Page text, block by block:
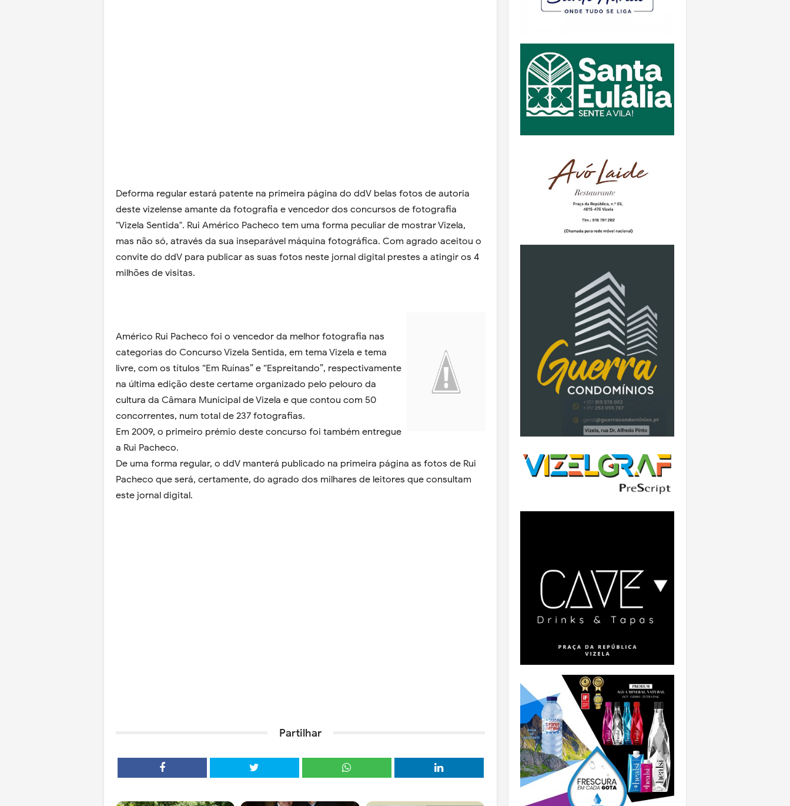
Deforma regular estará patente na primeira página do ddV belas fotos de autoria
deste vizelense amante da fotografia e vencedor dos concursos de fotografia
"Vizela Sentida". Rui Américo Pacheco tem uma forma peculiar de mostrar Vizela,
mas não só, através da sua inseparável máquina fotográfica. Com agrado aceitou o
convite do ddV para publicar as suas fotos neste jornal digital prestes a atingir os 4
milhões de visitas.
Américo Rui Pacheco foi o vencedor da melhor fotografia nas
categorias do Concurso Vizela Sentida, em tema Vizela e tema
livre, com os títulos “Em Ruínas” e “Espreitando”, respectivamente
na última edição deste certame organizado pelo pelouro da
cultura da Câmara Municipal de Vizela e que contou com 50
concorrentes, num total de 237 fotografias.
Em 2009, o primeiro prémio deste concurso foi também entregue
a Rui Pacheco.
De uma forma regular, o ddV manterá publicado na primeira página as fotos de Rui
Pacheco que será, certamente, do agrado dos milhares de leitores que consultam
este jornal digital.
Partilhar